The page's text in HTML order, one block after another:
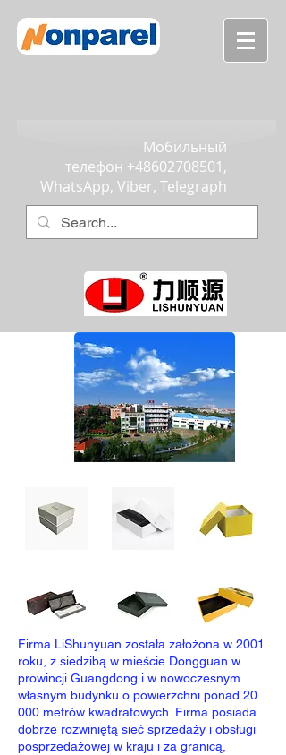
Мобильный
телефон +48602708501,
WhatsApp, Viber, Telegraph
Firma LiShunyuan została założona w 2001
roku, z siedzibą w mieście Dongguan w
prowincji Guangdong i w nowoczesnym
własnym budynku o powierzchni ponad 20
000 metrów kwadratowych. Firma posiada
dobrze rozwiniętą sieć sprzedaży i obsługi
posprzedażowej w kraju i za granicą,